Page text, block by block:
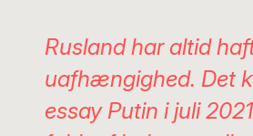
Rusland har altid
uafhængighed. Det
essayPutin i juli